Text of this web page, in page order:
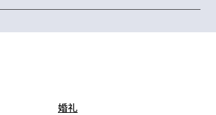
婚礼